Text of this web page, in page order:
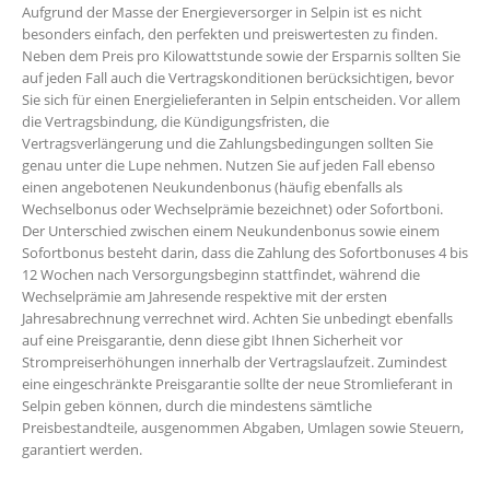
Aufgrund der Masse der Energieversorger in Selpin ist es nicht
besonders einfach, den perfekten und preiswertesten zu finden.
Neben dem Preis pro Kilowattstunde sowie der Ersparnis sollten Sie
auf jeden Fall auch die Vertragskonditionen berücksichtigen, bevor
Sie sich für einen Energielieferanten in Selpin entscheiden. Vor allem
die Vertragsbindung, die Kündigungsfristen, die
Vertragsverlängerung und die Zahlungsbedingungen sollten Sie
genau unter die Lupe nehmen. Nutzen Sie auf jeden Fall ebenso
einen angebotenen Neukundenbonus (häufig ebenfalls als
Wechselbonus oder Wechselprämie bezeichnet) oder Sofortboni.
Der Unterschied zwischen einem Neukundenbonus sowie einem
Sofortbonus besteht darin, dass die Zahlung des Sofortbonuses 4 bis
12 Wochen nach Versorgungsbeginn stattfindet, während die
Wechselprämie am Jahresende respektive mit der ersten
Jahresabrechnung verrechnet wird. Achten Sie unbedingt ebenfalls
auf eine Preisgarantie, denn diese gibt Ihnen Sicherheit vor
Strompreiserhöhungen innerhalb der Vertragslaufzeit. Zumindest
eine eingeschränkte Preisgarantie sollte der neue Stromlieferant in
Selpin geben können, durch die mindestens sämtliche
Preisbestandteile, ausgenommen Abgaben, Umlagen sowie Steuern,
garantiert werden.